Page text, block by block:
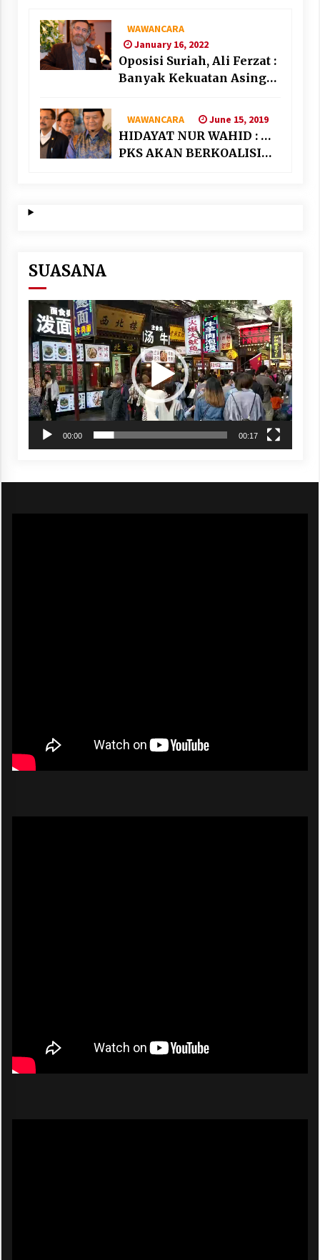
WAWANCARA
January 16, 2022
Oposisi Suriah, Ali Ferzat :
Banyak Kekuatan Asing
WAWANCARA June 15, 2019
HIDAYAT NUR WAHID : …
PKS AKAN BERKOALISI
SUASANA
Video
Player
00:00 00:17